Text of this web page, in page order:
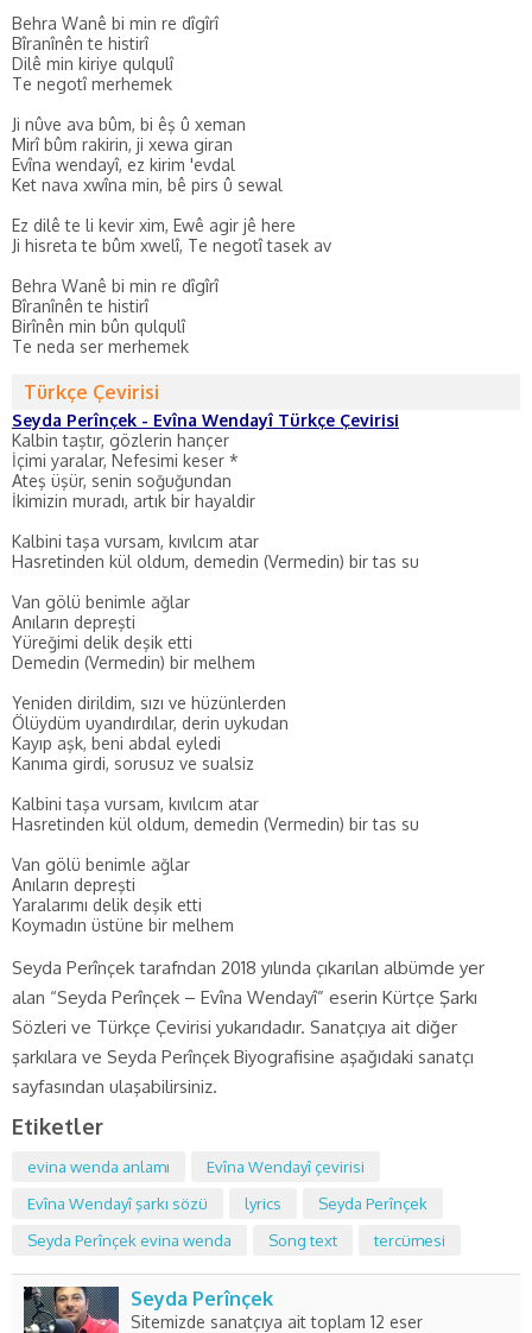
Behra Wanê bi min re dîgîrî
Bîranînên te histirî
Dilê min kiriye qulqulî
Te negotî merhemek
Ji nûve ava bûm, bi êş û xeman
Mirî bûm rakirin, ji xewa giran
Evîna wendayî, ez kirim 'evdal
Ket nava xwîna min, bê pirs û sewal
Ez dilê te li kevir xim, Ewê agir jê here
Ji hisreta te bûm xwelî, Te negotî tasek av
Behra Wanê bi min re dîgîrî
Bîranînên te histirî
Birînên min bûn qulqulî
Te neda ser merhemek
Türkçe Çevirisi
Seyda Perînçek - Evîna Wendayî Türkçe Çevirisi
Kalbin taştır, gözlerin hançer
İçimi yaralar, Nefesimi keser *
Ateş üşür, senin soğuğundan
İkimizin muradı, artık bir hayaldir
Kalbini taşa vursam, kıvılcım atar
Hasretinden kül oldum, demedin (Vermedin) bir tas su
Van gölü benimle ağlar
Anıların depreşti
Yüreğimi delik deşik etti
Demedin (Vermedin) bir melhem
Yeniden dirildim, sızı ve hüzünlerden
Ölüydüm uyandırdılar, derin uykudan
Kayıp aşk, beni abdal eyledi
Kanıma girdi, sorusuz ve sualsiz
Kalbini taşa vursam, kıvılcım atar
Hasretinden kül oldum, demedin (Vermedin) bir tas su
Van gölü benimle ağlar
Anıların depreşti
Yaralarımı delik deşik etti
Koymadın üstüne bir melhem
Seyda Perînçek tarafndan 2018 yılında çıkarılan albümde yer
alan “Seyda Perînçek – Evîna Wendayî” eserin Kürtçe Şarkı
Sözleri ve Türkçe Çevirisi yukarıdadır. Sanatçıya ait diğer
şarkılara ve Seyda Perînçek Biyografisine aşağıdaki sanatçı
sayfasından ulaşabilirsiniz.
Etiketler
evina wenda anlamı
Evîna Wendayî çevirisi
Evîna Wendayî şarkı sözü
lyrics
Seyda Perînçek
Seyda Perînçek evina wenda
Song text tercümesi
Seyda Perînçek
Sitemizde sanatçıya ait toplam 12 eser